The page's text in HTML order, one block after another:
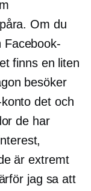
Om du
Facebook-
finns en liten
besöker
det och
de har
är extremt
jag sa att